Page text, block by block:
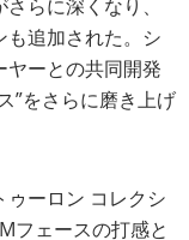
らに深くなり、
追加された。シ
ヤーとの共同開発
”をさらに磨き上げ
ーロン コレクシ
フェースの打感と